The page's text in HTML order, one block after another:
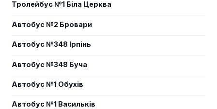
Тролейбус №1 Біла Церква
Автобус №2 Бровари
Автобус №348 Ірпінь
Автобус №348 Буча
Автобус №1 Обухів
Автобус №1 Васильків